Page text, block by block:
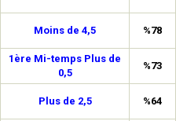
Moins de 4,5 %78
1ère Mi-temps Plus de
0,5
%73
Plus de 2,5 %64